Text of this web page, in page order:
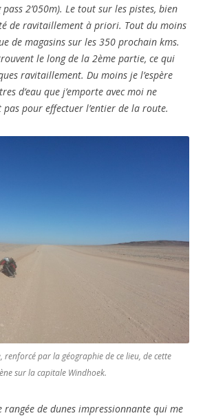
2’050m). Le tout sur les pistes, bien
de ravitaillement à priori. Tout du moins
de magasins sur les 350 prochain kms.
le long de la 2ème partie, ce qui
ravitaillement. Du moins je l’espère
d’eau que j’emporte avec moi ne
pour effectuer l’entier de la route.
renforcé par la géographie de ce lieu, de cette
sur la capitale Windhoek.
rangée de dunes impressionnante qui me